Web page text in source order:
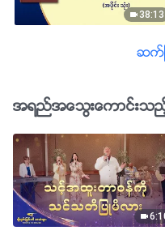
38:13
ဆက္
အရည္အေသြးေကာင္းသ